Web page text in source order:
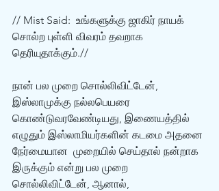
// Mist Said:  உங்களுக்கு ஜாகிர் நாயக்
சொல்ற புள்ளி விவரம் தவறாக
தெரியுதாக்கும்.//
நான் பல முறை சொல்லிவிட்டேன்,
இஸ்லாமுக்கு நல்லபெயரை
கொண்டுவரவேண்டியது, இணையத்தில்
எழுதும் இஸ்லாமியர்களின் கடமை அதனை
நேர்மையான  முறையில் செய்தால் நன்றாக
இருக்கும் என்று பல முறை
சொல்லிவிட்டேன், ஆனால்,